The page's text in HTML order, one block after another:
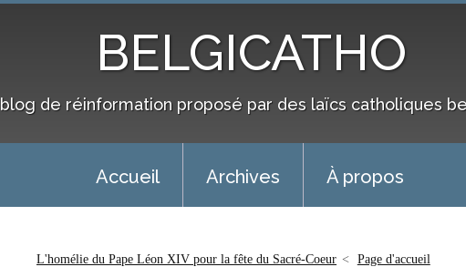
BELGICATHO
blog de réinformation proposé par des laïcs catholiques
Accueil Archives À propos
L'homélie du Pape Léon XIV pour la fête du Sacré-Coeur Page d'accueil